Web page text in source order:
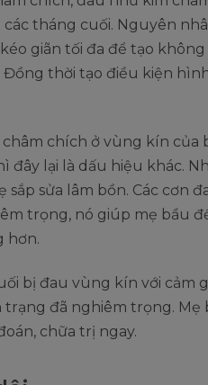
tháng cuối. Nguyên
giãn tối đa để tạo không
Đồng thời tạo điều kiện
chích ở vùng kín của
đây lại là dấu hiệu khác.
sắp sửa lâm bồn. Các cơn
trọng, nó giúp mẹ bầu
hơn.
bị đau vùng kín với cảm
đã nghiêm trọng. Mẹ
chữa trị ngay.